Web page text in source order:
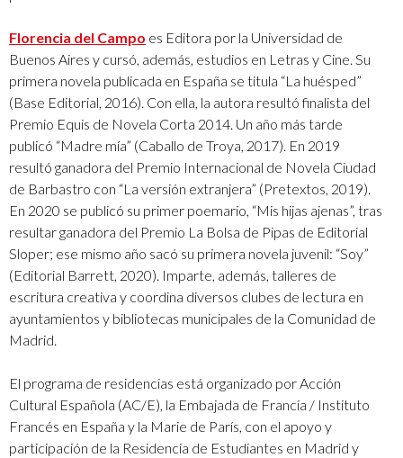
Florencia del Campo es Editora por la Universidad de
Buenos Aires y cursó, además, estudios en Letras y Cine. Su
primera novela publicada en España se titula “La huésped”
(Base Editorial, 2016). Con ella, la autora resultó finalista del
Premio Equis de Novela Corta 2014. Un año más tarde
publicó “Madre mía” (Caballo de Troya, 2017). En 2019
resultó ganadora del Premio Internacional de Novela Ciudad
de Barbastro con “La versión extranjera” (Pretextos, 2019).
En 2020 se publicó su primer poemario, “Mis hijas ajenas”, tras
resultar ganadora del Premio La Bolsa de Pipas de Editorial
Sloper; ese mismo año sacó su primera novela juvenil: “Soy”
(Editorial Barrett, 2020). Imparte, además, talleres de
escritura creativa y coordina diversos clubes de lectura en
ayuntamientos y bibliotecas municipales de la Comunidad de
Madrid.
El programa de residencias está organizado por Acción
Cultural Española (AC/E), la Embajada de Francia / Instituto
Francés en España y la Marie de París, con el apoyo y
participación de la Residencia de Estudiantes en Madrid y